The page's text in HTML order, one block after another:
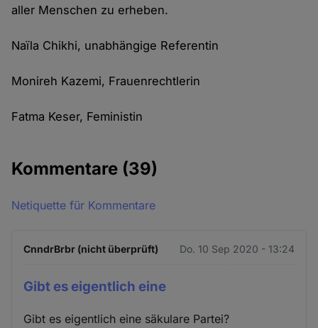
aller Menschen zu erheben.
Naïla Chikhi, unabhängige Referentin
Monireh Kazemi, Frauenrechtlerin
Fatma Keser, Feministin
Kommentare (39)
Netiquette für Kommentare
CnndrBrbr (nicht überprüft) Do. 10 Sep 2020 - 13:24
Gibt es eigentlich eine
Gibt es eigentlich eine säkulare Partei?